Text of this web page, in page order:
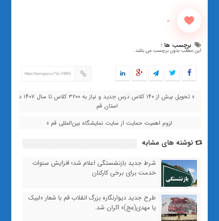
0
برچسب ها :
این مطلب بدون برچسب می باشد.
https://qomgoya.ir/?p=23661
« تحویل بیش از ۱۴۰ کلاس درس جدید و نیاز به ۳۲۰۰ کلاس تا سال ۱۴۰۷ در
استان قم
لزوم اهمیت حمایت از سایت نمایشگاه بین‌المللی قم »
نوشته های مشابه
شرط جدید بازنشستگی اعلام شد؛ افزایش سنوات
خدمت برای برخی کارکنان
طرح جدید دیوارنگاره بزرگ انقلاب قم با شعار «لبیک
یا مهدی(عج)» اکران شد.